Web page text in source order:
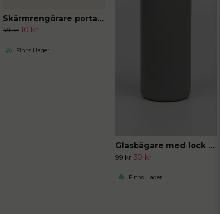
Skärmrengörare portabel
49 kr 10 kr
Finns i lager
Glasbägare med lock och sugrör
99 kr 30 kr
Finns i lager